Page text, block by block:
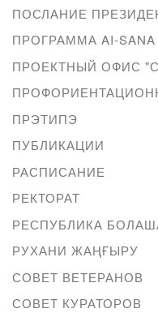
ПОСЛАНИЕ
ПРОГРАММА AI-SANA
ПРОЕКТНЫЙ ОФИС
ПРЭТИПЭ
ПУБЛИКАЦИИ
РАСПИСАНИЕ
РЕКТОРАТ
РЕСПУБЛИКА
РУХАНИ ЖАҢҒЫРУ
СОВЕТ ВЕТЕРАНОВ
СОВЕТ КУРАТОРОВ